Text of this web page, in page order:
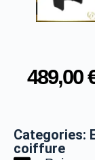
489,00
Categories:
coiffure